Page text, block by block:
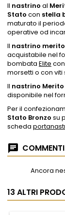
Il nastrino al
Stato con stella
maturato il
operative od
Il nastrino
acquistabile nel
bombata Elite
morsetti o con
Il nastrino Merito
disponibile nel
Per il
Stato Bronzo su
scheda
Ancora
13 ALTRI